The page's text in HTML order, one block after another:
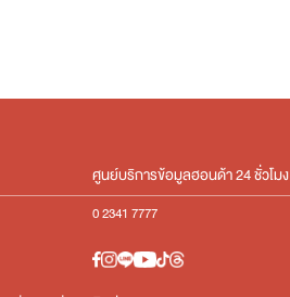
ศูนย์บริการข้อมูลฮอนด้า 24 ชั่วโมง
0 2341 7777